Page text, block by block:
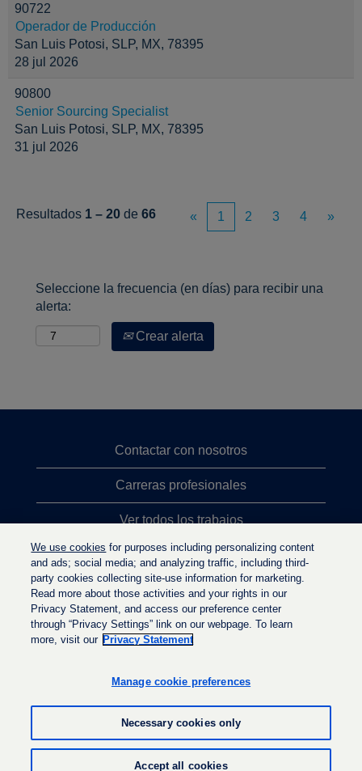
90722
Operador de Producción
San Luis Potosi, SLP, MX, 78395
28 jul 2026
90800
Senior Sourcing Specialist
San Luis Potosi, SLP, MX, 78395
31 jul 2026
Resultados 1 – 20 de 66 « 1 2 3 4 »
Seleccione la frecuencia (en días) para recibir una
alerta:
Crear alerta
Contactar con nosotros
Carreras profesionales
Ver todos los trabajos
Búsqueda de altos cargos
Política de privacidad
a
r
e
e
n
a
e
e
n
r
n
© LyondellBasell Industries Holdings B.V. 2026
We use cookies for purposes including personalizing content
and ads; social media; and analyzing traffic, including third-
party cookies collecting site-use information for marketing.
Read more about those activities and your rights in our
Privacy Statement, and access our preference center
through “Privacy Settings” link on our webpage. To learn
more, visit our Privacy Statement
Manage cookie preferences
Necessary cookies only
Accept all cookies